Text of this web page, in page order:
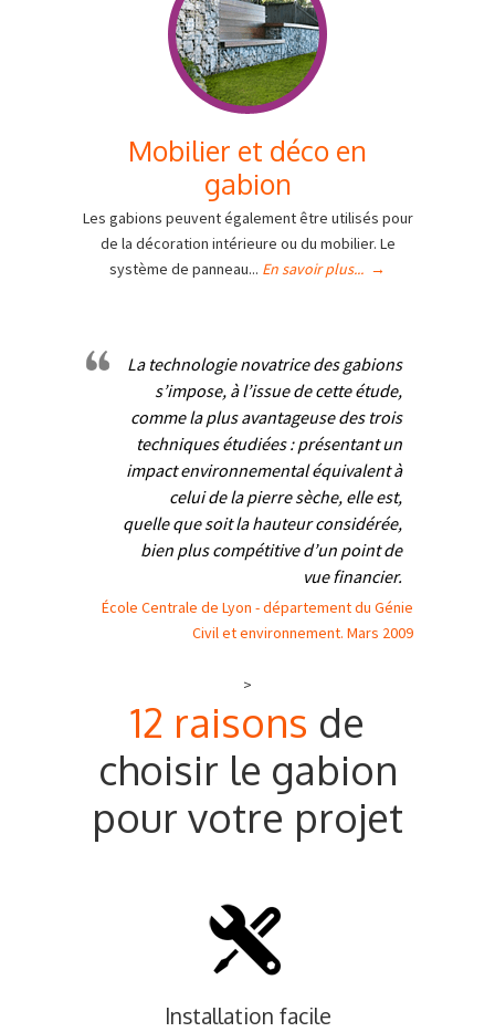
Mobilier et déco en
gabion
Les gabions peuvent également être utilisés pour
de la décoration intérieure ou du mobilier. Le
système de panneau... En savoir plus... →
La technologie novatrice des gabions
s’impose, à l’issue de cette étude,
comme la plus avantageuse des trois
techniques étudiées : présentant un
impact environnemental équivalent à
celui de la pierre sèche, elle est,
quelle que soit la hauteur considérée,
bien plus compétitive d’un point de
vue financier.
École Centrale de Lyon - département du Génie
Civil et environnement. Mars 2009
>
12 raisons de
choisir le gabion
pour votre projet
Installation facile